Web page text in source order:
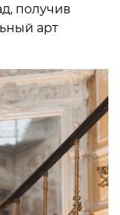
получив
арт